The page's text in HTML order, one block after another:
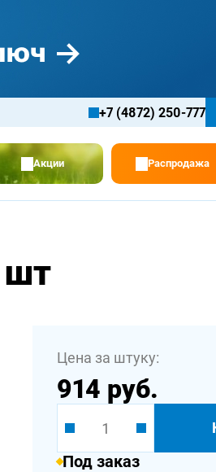
+7 (4872) 250-777
Акции
Распродажа
шт
Цена за штуку:
914 руб.
Под заказ